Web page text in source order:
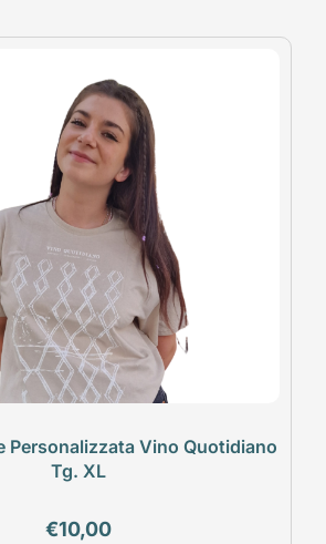
Personalizzata Vino Quotidiano
Tg. XL
€10,00